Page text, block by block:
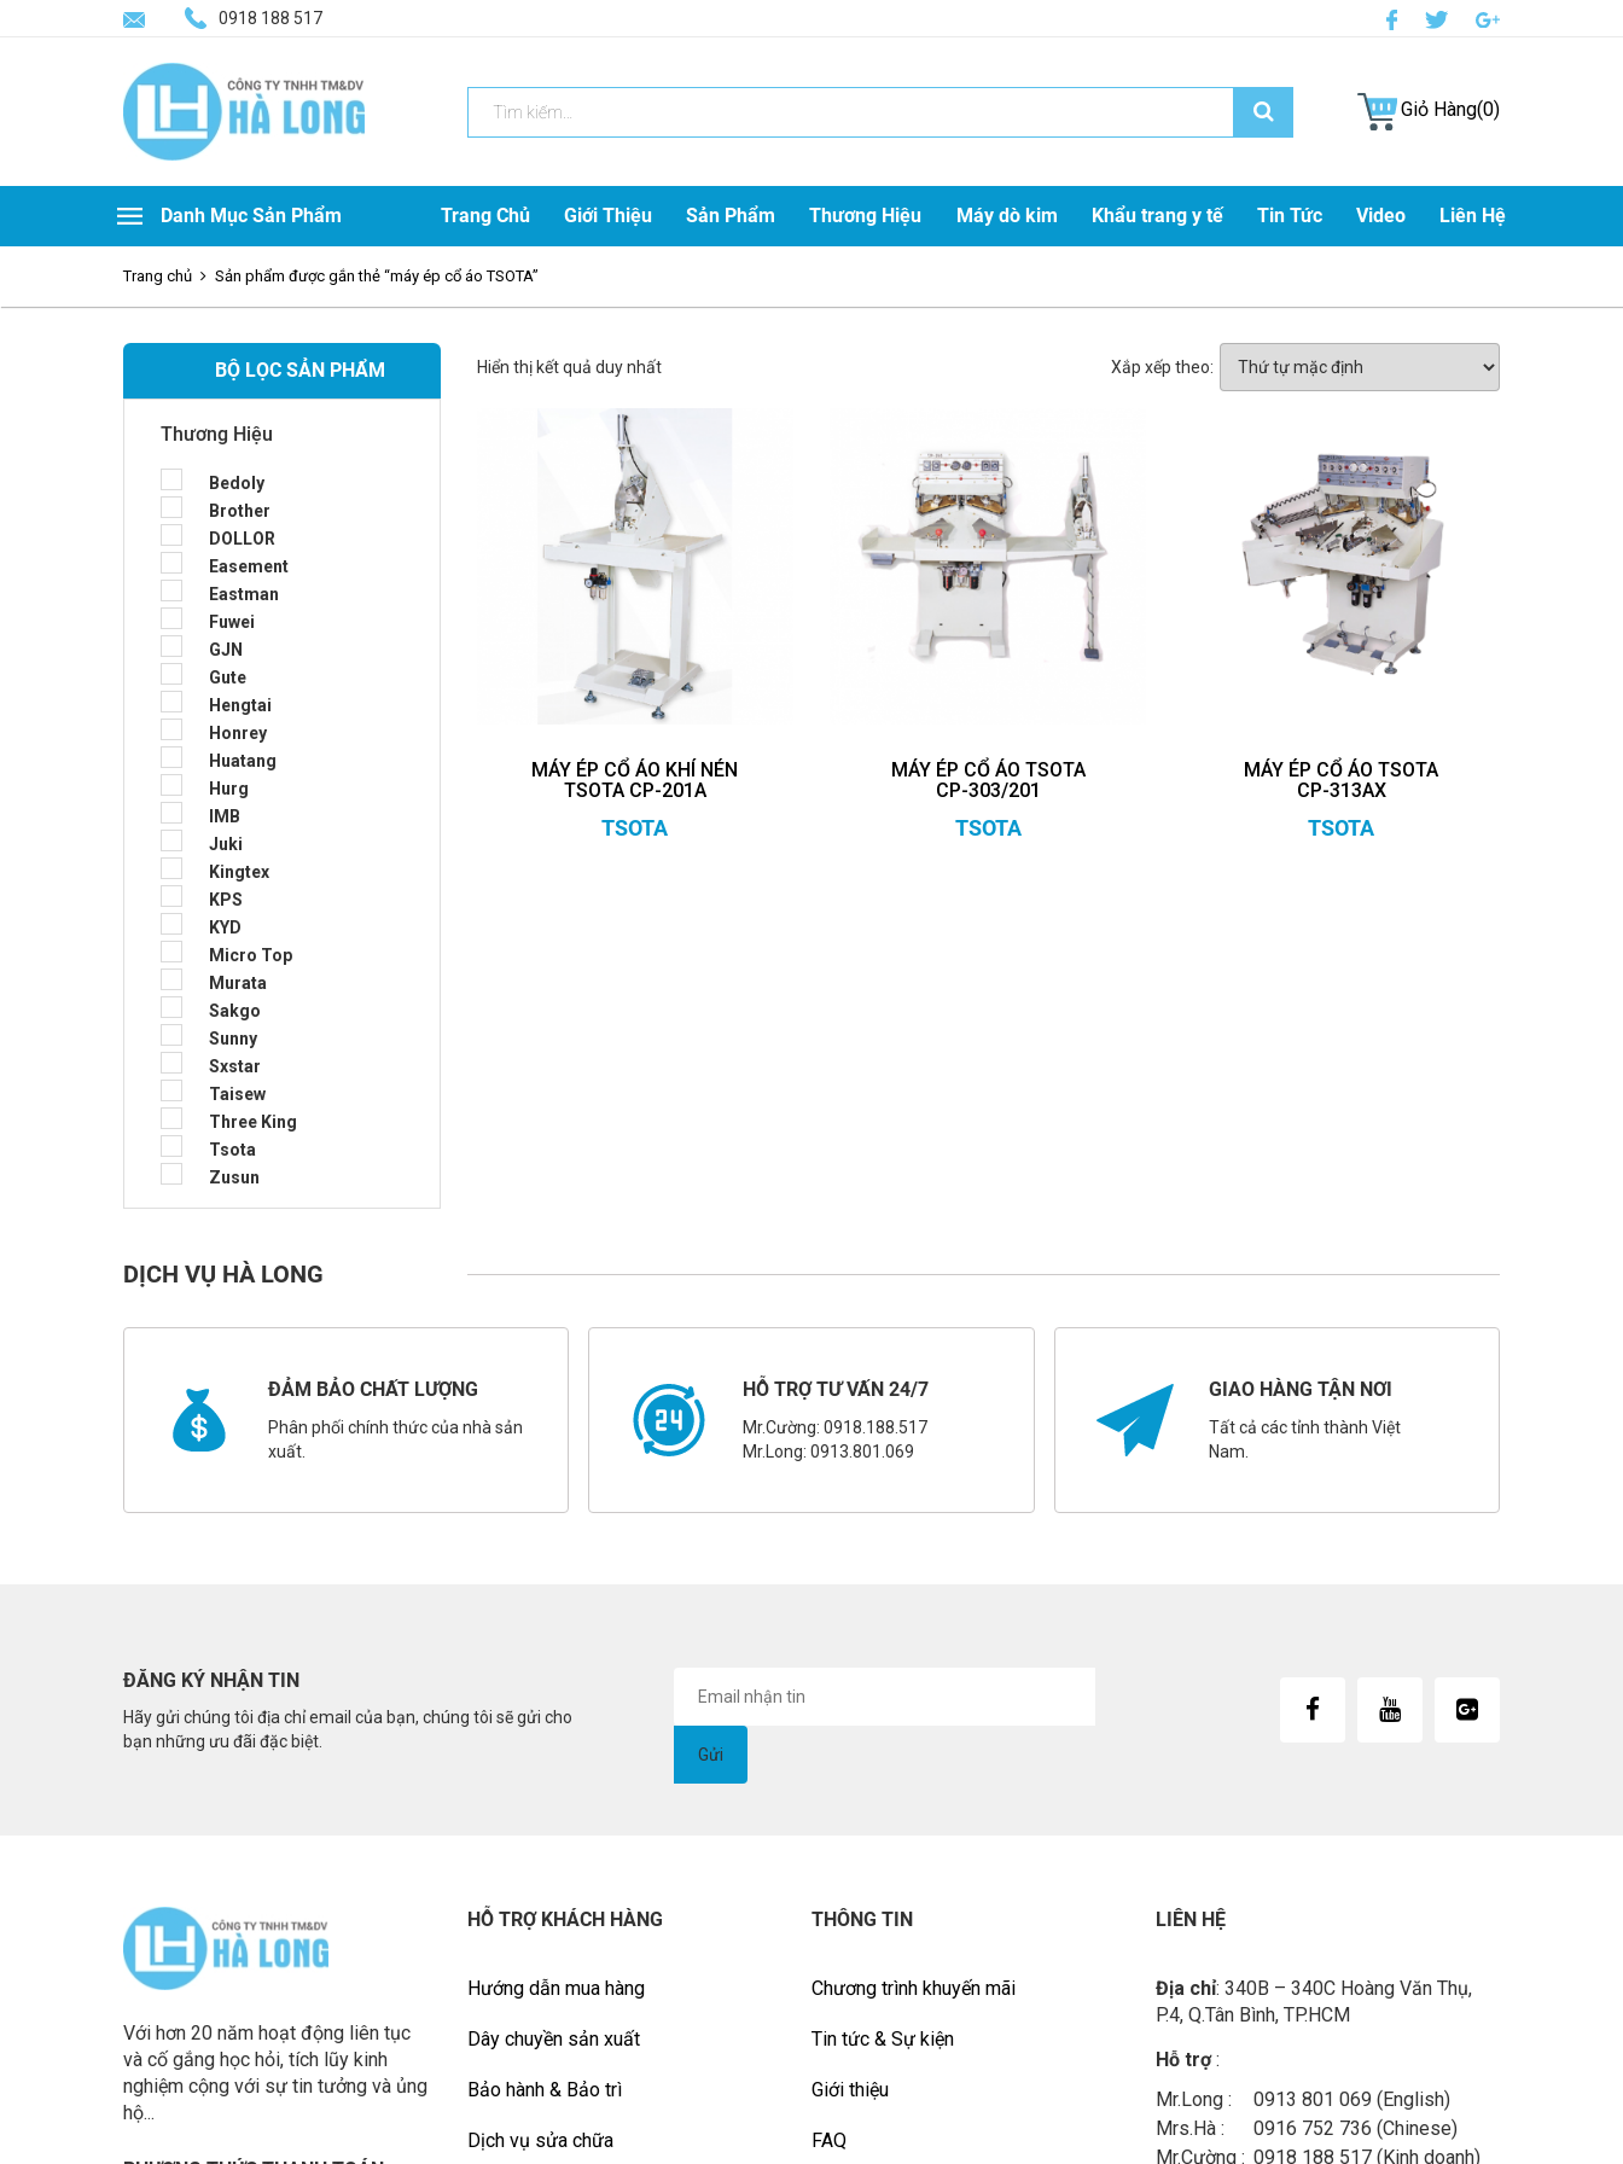
0918 188 517
Giỏ Hàng(0)
Danh Mục Sản Phẩm Trang Chủ Giới Thiệu Sản Phẩm Thương Hiệu Máy dò kim Khẩu trang y tế Tin Tức Video Liên Hệ
Trang chủ Sản phẩm được gắn thẻ “máy ép cổ áo TSOTA”
BỘ LỌC SẢN PHẨM
Thương Hiệu
Bedoly
Brother
DOLLOR
Easement
Eastman
Fuwei
GJN
Gute
Hengtai
Honrey
Huatang
Hurg
IMB
Juki
Kingtex
KPS
KYD
Micro Top
Murata
Sakgo
Sunny
Sxstar
Taisew
Three King
Tsota
Zusun
Hiển thị kết quả duy nhất Xắp xếp theo:
MÁY ÉP CỔ ÁO KHÍ NÉN
TSOTA CP-201A
TSOTA
MÁY ÉP CỔ ÁO TSOTA
CP-303/201
TSOTA
MÁY ÉP CỔ ÁO TSOTA
CP-313AX
TSOTA
DỊCH VỤ HÀ LONG
ĐẢM BẢO CHẤT LƯỢNG
Phân phối chính thức của nhà sản
xuất.
HỖ TRỢ TƯ VẤN 24/7
Mr.Cường: 0918.188.517
Mr.Long: 0913.801.069
GIAO HÀNG TẬN NƠI
Tất cả các tỉnh thành Việt
Nam.
ĐĂNG KÝ NHẬN TIN
Hãy gửi chúng tôi địa chỉ email của bạn, chúng tôi sẽ gửi cho
bạn những ưu đãi đặc biệt.
Với hơn 20 năm hoạt động liên tục
và cố gắng học hỏi, tích lũy kinh
nghiệm cộng với sự tin tưởng và ủng
hộ...
HỖ TRỢ KHÁCH HÀNG
Hướng dẫn mua hàng
Dây chuyền sản xuất
Bảo hành & Bảo trì
Dịch vụ sửa chữa
THÔNG TIN
Chương trình khuyến mãi
Tin tức & Sự kiện
Giới thiệu
FAQ
LIÊN HỆ
Địa chỉ: 340B – 340C Hoàng Văn Thụ,
P.4, Q.Tân Bình, TP.HCM
Hỗ trợ:
Mr.Long :
0913 801 069 (English)
Mrs.Hà :
0916 752 736 (Chinese)
Mr.Cường : 0918 188 517 (Kinh doanh)